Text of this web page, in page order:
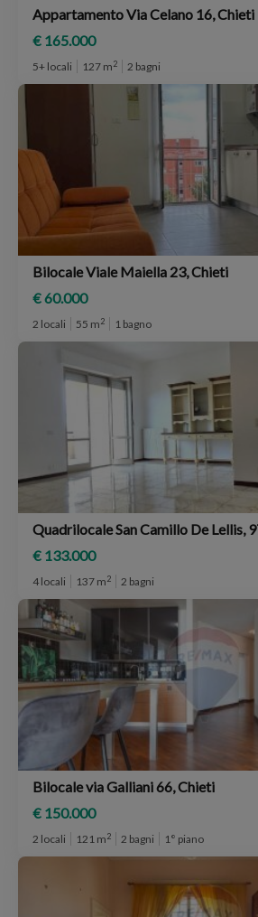
Appartamento Via Celano 16, Chieti
€ 165.000
5+ locali 127 m2 2 bagni
Bilocale Viale Maiella 23, Chieti
€ 60.000
2 locali 55 m2 1 bagno
Quadrilocale San Camillo De Lellis,
€ 133.000
4 locali 137 m2 2 bagni
Bilocale via Galliani 66, Chieti
€ 150.000
2 locali 121 m2 2 bagni 1° piano